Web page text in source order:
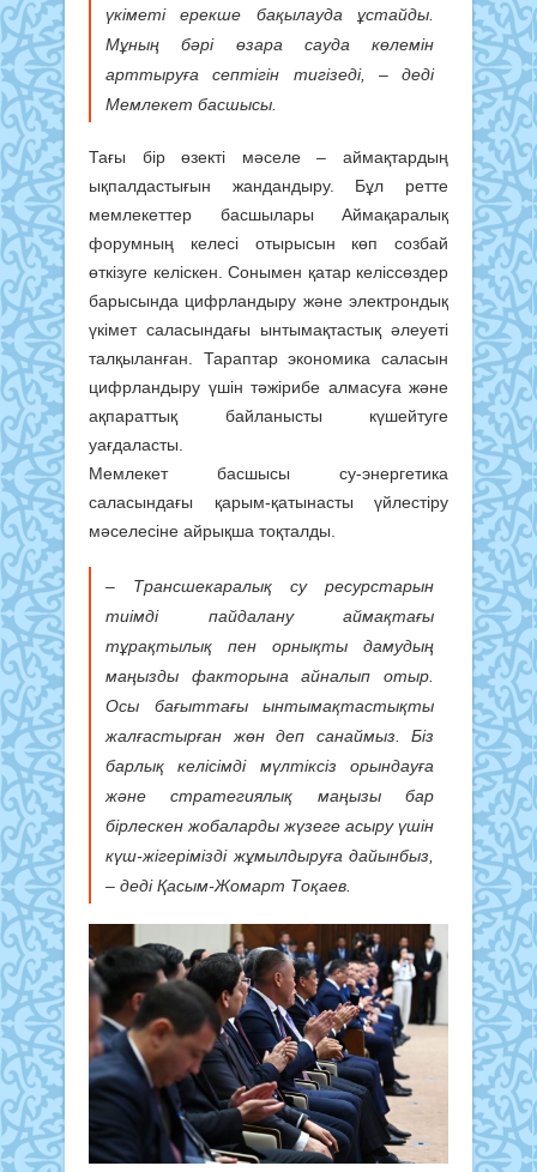
үкіметі ерекше бақылауда ұстайды.
Мұның бәрі өзара сауда көлемін
арттыруға септігін тигізеді, – деді
Мемлекет басшысы.
Тағы бір өзекті мәселе – аймақтардың
ықпалдастығын жандандыру. Бұл ретте
мемлекеттер басшылары Аймақаралық
форумның келесі отырысын көп созбай
өткізуге келіскен. Сонымен қатар келіссөздер
барысында цифрландыру және электрондық
үкімет саласындағы ынтымақтастық әлеуеті
талқыланған. Тараптар экономика саласын
цифрландыру үшін тәжірибе алмасуға және
ақпараттық байланысты күшейтуге
уағдаласты.
Мемлекет басшысы су-энергетика
саласындағы қарым-қатынасты үйлестіру
мәселесіне айрықша тоқталды.
– Трансшекаралық су ресурстарын
тиімді пайдалану аймақтағы
тұрақтылық пен орнықты дамудың
маңызды факторына айналып отыр.
Осы бағыттағы ынтымақтастықты
жалғастырған жөн деп санаймыз. Біз
барлық келісімді мүлтіксіз орындауға
және стратегиялық маңызы бар
бірлескен жобаларды жүзеге асыру үшін
күш-жігерімізді жұмылдыруға дайынбыз,
– деді Қасым-Жомарт Тоқаев.